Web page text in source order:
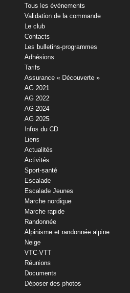
Tous les événements
Validation de la commande
Le club
Contacts
Les bulletins-programmes
Adhésions
Tarifs
Assurance « Découverte »
AG 2021
AG 2022
AG 2024
AG 2025
Infos du CD
Liens
Actualités
Activités
Sport-santé
Escalade
Escalade Jeunes
Marche nordique
Marche rapide
Randonnée
Alpinisme et randonnée alpine
Neige
VTC-VTT
Réunions
Documents
Déposer des photos